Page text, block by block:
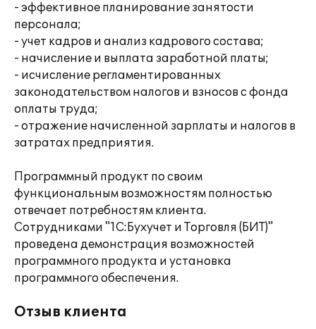
- эффективное планирование занятости
персонала;
- учет кадров и анализ кадрового состава;
- начисление и выплата заработной платы;
- исчисление регламентированных
законодательством налогов и взносов с фонда
оплаты труда;
- отражение начисленной зарплаты и налогов в
затратах предприятия.
Программный продукт по своим
функциональным возможностям полностью
отвечает потребностям клиента.
Сотрудниками "1С:Бухучет и Торговля (БИТ)"
проведена демонстрация возможностей
программного продукта и установка
программного обеспечения.
Отзыв клиента